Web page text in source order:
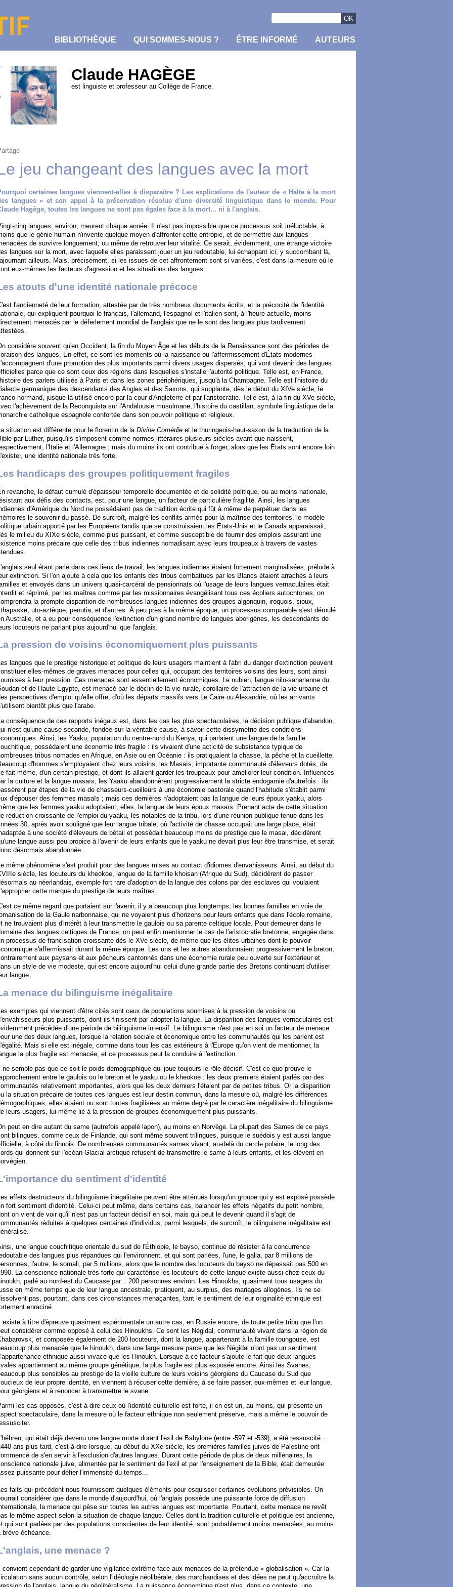
BIBLIOTHÈQUE QUI SOMMES-NOUS ? ÊTRE INFORMÉ AUTEURS
Claude HAGÈGE
est linguiste et professeur au Collège de France.
jeu changeant des langues avec la mort
certaines langues viennent-elles à disparaître ? Les explications de l'auteur de « Halte à la mort
langues » et son appel à la préservation résolue d'une diversité linguistique dans le monde. Pour
Hagège, toutes les langues ne sont pas égales face à la mort... ni à l'anglais.
cinq langues, environ, meurent chaque année. Il n'est pas impossible que ce processus soit inéluctable, à
que le génie humain n'invente quelque moyen d'affronter cette entropie, et de permettre aux langues
de survivre longuement, ou même de retrouver leur vitalité. Ce serait, évidemment, une étrange victoire
langues sur la mort, avec laquelle elles paraissent jouer un jeu redoutable, lui échappant ici, y succombant là,
ailleurs. Mais, précisément, si les issues de cet affrontement sont si variées, c'est dans la mesure où le
eux-mêmes les facteurs d'agression et les situations des langues.
atouts d'une identité nationale précoce
l'ancienneté de leur formation, attestée par de très nombreux documents écrits, et la précocité de l'identité
qui expliquent pourquoi le français, l'allemand, l'espagnol et l'italien sont, à l'heure actuelle, moins
menacés par le déferlement mondial de l'anglais que ne le sont des langues plus tardivement
considère souvent qu'en Occident, la fin du Moyen Âge et les débuts de la Renaissance sont des périodes de
des langues. En effet, ce sont les moments où la naissance ou l'affermissement d'États modernes
d'une promotion des plus importants parmi divers usages dispersés, qui vont devenir des langues
parce que ce sont ceux des régions dans lesquelles s'installe l'autorité politique. Telle est, en France,
des parlers utilisés à Paris et dans les zones périphériques, jusqu'à la Champagne. Telle est l'histoire du
germanique des descendants des Angles et des Saxons, qui supplante, dès le début du XIVe siècle, le
normand, jusque-là utilisé encore par la cour d'Angleterre et par l'aristocratie. Telle est, à la fin du XVe siècle,
l'achèvement de la Reconquista sur l'Andalousie musulmane, l'histoire du castillan, symbole linguistique de la
catholique espagnole confortée dans son pouvoir politique et religieux.
La situation est différente pour le florentin de la Divine Comédie et le thuringeois-haut-saxon de la traduction de la
par Luther, puisqu'ils s'imposent comme normes littéraires plusieurs siècles avant que naissent,
l'Italie et l'Allemagne ; mais du moins ils ont contribué à forger, alors que les États sont encore loin
une identité nationale très forte.
handicaps des groupes politiquement fragiles
revanche, le défaut cumulé d'épaisseur temporelle documentée et de solidité politique, ou au moins nationale,
aux défis des contacts, est, pour une langue, un facteur de particulière fragilité. Ainsi, les langues
d'Amérique du Nord ne possédaient pas de tradition écrite qui fût à même de perpétuer dans les
le souvenir du passé. De surcroît, malgré les conflits armés pour la maîtrise des territoires, le modèle
urbain apporté par les Européens tandis que se construisaient les États-Unis et le Canada apparaissait,
le milieu du XIXe siècle, comme plus puissant, et comme susceptible de fournir des emplois assurant une
moins précaire que celle des tribus indiennes nomadisant avec leurs troupeaux à travers de vastes
seul étant parlé dans ces lieux de travail, les langues indiennes étaient fortement marginalisées, prélude à
extinction. Si l'on ajoute à cela que les enfants des tribus combattues par les Blancs étaient arrachés à leurs
et envoyés dans un univers quasi-carcéral de pensionnats où l'usage de leurs langues vernaculaires était
et réprimé, par les maîtres comme par les missionnaires évangélisant tous ces écoliers autochtones, on
la prompte disparition de nombreuses langues indiennes des groupes algonquin, iroquois, sioux,
uto-aztèque, penutia, et d'autres. À peu près à la même époque, un processus comparable s'est déroulé
Australie, et a eu pour conséquence l'extinction d'un grand nombre de langues aborigènes, les descendants de
locuteurs ne parlant plus aujourd'hui que l'anglais.
pression de voisins économiquement plus puissants
langues que le prestige historique et politique de leurs usagers maintient à l'abri du danger d'extinction peuvent
elles-mêmes de graves menaces pour celles qui, occupant des territoires voisins des leurs, sont ainsi
à leur pression. Ces menaces sont essentiellement économiques. Le nubien, langue nilo-saharienne du
et de Haute-Egypte, est menacé par le déclin de la vie rurale, corollaire de l'attraction de la vie urbaine et
perspectives d'emploi qu'elle offre, d'où les départs massifs vers Le Caire ou Alexandrie, où les arrivants
bientôt plus que l'arabe.
conséquence de ces rapports inégaux est, dans les cas les plus spectaculaires, la décision publique d'abandon,
n'est qu'une cause seconde, fondée sur la véritable cause, à savoir cette dissymétrie des conditions
Ainsi, les Yaaku, population du centre-nord du Kenya, qui parlaient une langue de la famille
possédaient une économie très fragile : ils vivaient d'une acticité de subsistance typique de
tribus nomades en Afrique, en Asie ou en Océanie : ils pratiquaient la chasse, la pêche et la cueillette.
d'hommes s'employaient chez leurs voisins, les Masaïs, importante communauté d'éleveurs dotés, de
fait même, d'un certain prestige, et dont ils allaient garder les troupeaux pour améliorer leur condition. Influencés
la culture et la langue masaïs, les Yaaku abandonnèrent progressivement la stricte endogamie d'autrefois : ils
par étapes de la vie de chasseurs-cueilleurs à une économie pastorale quand l'habitude s'établit parmi
d'épouser des femmes masaïs ; mais ces dernières n'adoptaient pas la langue de leurs époux yaaku, alors
que les femmes yaaku adoptaient, elles, la langue de leurs époux masaïs. Prenant acte de cette situation
réduction croissante de l'emploi du yaaku, les notables de la tribu, lors d'une réunion publique tenue dans les
30, après avoir souligné que leur langue tribale, où l'activité de chasse occupait une large place, était
à une société d'éleveurs de bétail et possédait beaucoup moins de prestige que le masai, décidèrent
langue aussi peu propice à l'avenir de leurs enfants que le yaaku ne devait plus leur être transmise, et serait
désormais abandonnée.
Le même phénomène s'est produit pour des langues mises au contact d'idiomes d'envahisseurs. Ainsi, au début du
siècle, les locuteurs du kheokoe, langue de la famille khoisan (Afrique du Sud), décidèrent de passer
au néerlandais, exemple fort rare d'adoption de la langue des colons par des esclaves qui voulaient
cette marque du prestige de leurs maîtres.
ce même regard que portaient sur l'avenir, il y a beaucoup plus longtemps, les bonnes familles en voie de
de la Gaule narbonnaise, qui ne voyaient plus d'horizons pour leurs enfants que dans l'école romaine,
ne trouvaient plus d'intérêt à leur transmettre le gaulois ou sa parente celtique locale. Pour demeurer dans le
des langues celtiques de France, on peut enfin mentionner le cas de l'aristocratie bretonne, engagée dans
processus de francisation croissante dès le XVe siècle, de même que les élites urbaines dont le pouvoir
s'affermissait durant la même époque. Les uns et les autres abandonnaient progressivement le breton,
aux paysans et aux pêcheurs cantonnés dans une économie rurale peu ouverte sur l'extérieur et
un style de vie modeste, qui est encore aujourd'hui celui d'une grande partie des Bretons continuant d'utiliser
langue.
menace du bilinguisme inégalitaire
exemples qui viennent d'être cités sont ceux de populations soumises à la pression de voisins ou
plus puissants, dont ils finissent par adopter la langue. La disparition des langues vernaculaires est
précédée d'une période de bilinguisme intensif. Le bilinguisme n'est pas en soi un facteur de menace
une des deux langues, lorsque la relation sociale et économique entre les communautés qui les parlent est
Mais si elle est inégale, comme dans tous les cas extérieurs à l'Europe qu'on vient de mentionner, la
la plus fragile est menacée, et ce processus peut la conduire à l'extinction.
Il ne semble pas que ce soit le poids démographique qui joue toujours le rôle décisif. C'est ce que prouve le
entre le gaulois ou le breton et le yaaku ou le kheokoe : les deux premiers étaient parlés par des
relativement importantes, alors que les deux derniers l'étaient par de petites tribus. Or la disparition
la situation précaire de toutes ces langues est leur destin commun, dans la mesure où, malgré les différences
elles étaient ou sont toutes fragilisées au même degré par le caractère inégalitaire du bilinguisme
leurs usagers, lui-même lié à la pression de groupes économiquement plus puissants.
peut en dire autant du same (autrefois appelé lapon), au moins en Norvège. La plupart des Sames de ce pays
bilingues, comme ceux de Finlande, qui sont même souvent trilingues, puisque le suédois y est aussi langue
à côté du finnois. De nombreuses communautés sames vivant, au-delà du cercle polaire, le long des
qui donnent sur l'océan Glacial arctique refusent de transmettre le same à leurs enfants, et les élèvent en
du sentiment d'identité
effets destructeurs du bilinguisme inégalitaire peuvent être atténués lorsqu'un groupe qui y est exposé possède
fort sentiment d'identité. Celui-ci peut même, dans certains cas, balancer les effets négatifs du petit nombre,
on vient de voir qu'il n'est pas un facteur décisif en soi, mais qui peut le devenir quand il s'agit de
réduites à quelques centaines d'individus, parmi lesquels, de surcroît, le bilinguisme inégalitaire est
une langue couchitique orientale du sud de l'Éthiopie, le bayso, continue de résister à la concurrence
des langues plus répandues qui l'environnent, et qui sont parlées, l'une, le galla, par 8 millions de
l'autre, le somali, par 5 millions, alors que le nombre des locuteurs du bayso ne dépassait pas 500 en
La conscience nationale très forte qui caractérise les locuteurs de cette langue existe aussi chez ceux du
parlé au nord-est du Caucase par... 200 personnes environ. Les Hinoukhs, quasiment tous usagers du
en même temps que de leur langue ancestrale, pratiquent, au surplus, des mariages allogènes. Ils ne se
pas, pourtant, dans ces circonstances menaçantes, tant le sentiment de leur originalité ethnique est
enraciné.
existe à titre d'épreuve quasiment expérimentale un autre cas, en Russie encore, de toute petite tribu que l'on
considérer comme opposé à celui des Hinoukhs. Ce sont les Négidal, communauté vivant dans la région de
et composée également de 200 locuteurs, dont la langue, appartenant à la famille toungouse, est
plus menacée que le hinoukh, dans une large mesure parce que les Négidal n'ont pas un sentiment
ethnique aussi vivace que les Hinoukh. Lorsque à ce facteur s'ajoute le fait que deux langues
appartiennent au même groupe génétique, la plus fragile est plus exposée encore. Ainsi les Svanes,
plus sensibles au prestige de la vieille culture de leurs voisins géorgiens du Caucase du Sud que
de leur propre identité, en viennent à récuser cette dernière, à se faire passer, eux-mêmes et leur langue,
géorgiens et à renoncer à transmettre le svane.
les cas opposés, c'est-à-dire ceux où l'identité culturelle est forte, il en est un, au moins, qui présente un
spectaculaire, dans la mesure où le facteur ethnique non seulement préserve, mais a même le pouvoir de
qui était déjà devenu une langue morte durant l'exil de Babylone (entre -597 et -539), a été ressuscité...
ans plus tard, c'est-à-dire lorsque, au début du XXe siècle, les premières familles juives de Palestine ont
de s'en servir à l'exclusion d'autres langues. Durant cette période de plus de deux millénaires, la
nationale juive, alimentée par le sentiment de l'exil et par l'enseignement de la Bible, était demeurée
puissante pour défier l'immensité du temps...
faits qui précèdent nous fournissent quelques éléments pour esquisser certaines évolutions prévisibles. On
considérer que dans le monde d'aujourd'hui, où l'anglais possède une puissante force de diffusion
la menace qui pèse sur toutes les autres langues est importante. Pourtant, cette menace ne revêt
le même aspect selon la situation de chaque langue. Celles dont la tradition culturelle et politique est ancienne,
qui sont parlées par des populations conscientes de leur identité, sont probablement moins menacées, au moins
brève échéance.
une menace ?
Il convient cependant de garder une vigilance extrême face aux menaces de la prétendue « globalisation ». Car la
sans aucun contrôle, selon l'idéologie néolibérale, des marchandises et des idées ne peut qu'accroître la